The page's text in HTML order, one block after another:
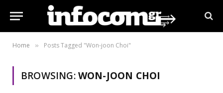
Home » Posts Tagged "Won-joon Choi"
BROWSING:WON-JOON CHOI